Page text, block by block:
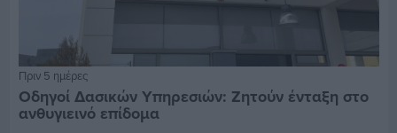
Πριν 5 ημέρες
Οδηγοί Δασικών Υπηρεσιών: Ζητούν ένταξη στο
ανθυγιεινό επίδομα